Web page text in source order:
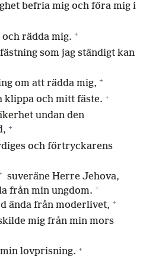
befria mig och föra mig i
rädda mig. +
som jag ständigt kan
om att rädda mig, +
klippa och mitt fäste. +
undan den
+
och förtryckarens
suveräne Herre Jehova,
från min ungdom. +
ända från moderlivet, +
mig från min mors
lovprisning. +